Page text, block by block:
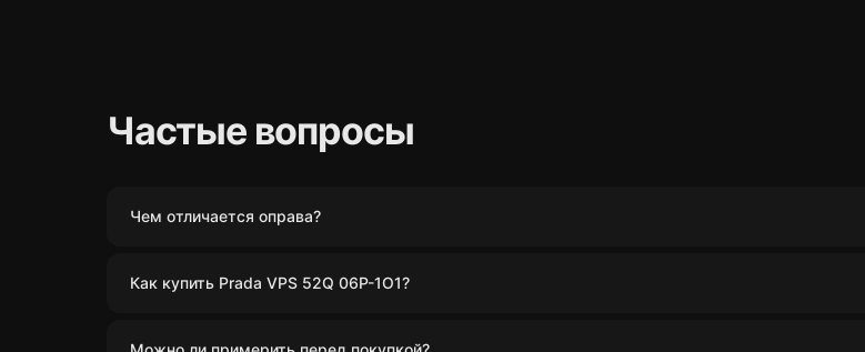
Частые вопросы
Чем отличается оправа?
Как купить Prada VPS 52Q 06P-1O1?